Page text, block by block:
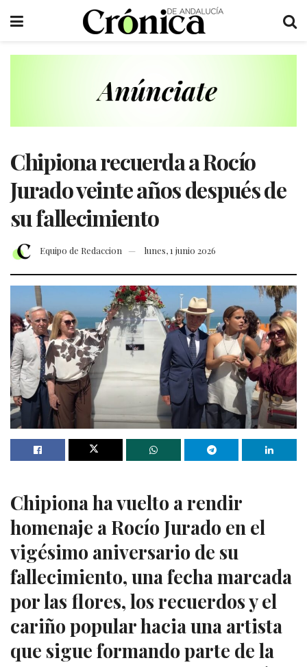
Chipiona recuerda a Rocío
Jurado veinte años después de
su fallecimiento
Equipo de Redaccion lunes, 1 junio 2026
Chipiona ha vuelto a rendir
homenaje a Rocío Jurado en el
vigésimo aniversario de su
fallecimiento, una fecha marcada
por las flores, los recuerdos y el
cariño popular hacia una artista
que sigue formando parte de la